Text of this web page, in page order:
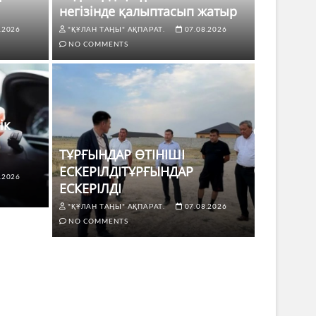
жүргізушілері үшін не
NO COMMENTS
негізінде қалыптасып жатыр
"ҚҰЛАН ТАҢЫ" АҚПАРАТ.
07.08.2026
NO COMMENTS
ТҰРҒЫНДАР ӨТІНІШІ
ЕСКЕРІЛДІТҰРҒЫНДАР
ЕСКЕРІЛДІ
"ҚҰЛАН ТАҢЫ" АҚПАРАТ.
07.08.2026
NO COMMENTS